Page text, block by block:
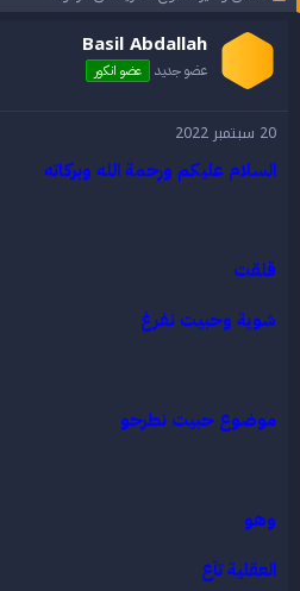
و
و
ا
ل
ب
Basil Abdallah
عضو جديد عضو انكور
20 سبتمبر 2022
السلام عليكم ورحمة الله وبركاته
قلقت
شوية وحبيت نفرغ
موضوع حبيت نطرحو
وهو
العقلية تآع